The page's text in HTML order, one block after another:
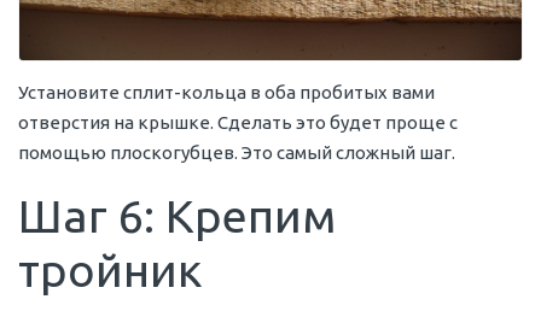
Установите сплит-кольца в оба пробитых вами
отверстия на крышке. Сделать это будет проще с
помощью плоскогубцев. Это самый сложный шаг.
Шаг 6: Крепим
тройник